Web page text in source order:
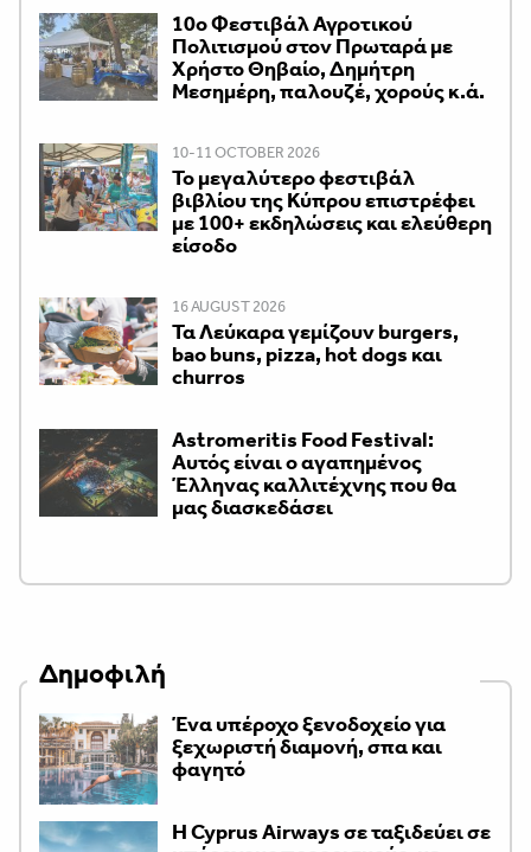
10ο Φεστιβάλ Αγροτικού
Πολιτισμού στον Πρωταρά με
Χρήστο Θηβαίο, Δημήτρη
Μεσημέρη, παλουζέ, χορούς κ.ά.
10-11 OCTOBER 2026
Το μεγαλύτερο φεστιβάλ
βιβλίου της Κύπρου επιστρέφει
με 100+ εκδηλώσεις και ελεύθερη
είσοδο
16 AUGUST 2026
Τα Λεύκαρα γεμίζουν burgers,
bao buns, pizza, hot dogs και
churros
Astromeritis Food Festival:
Αυτός είναι ο αγαπημένος
Έλληνας καλλιτέχνης που θα
μας διασκεδάσει
Δημοφιλή
Ένα υπέροχο ξενοδοχείο για
ξεχωριστή διαμονή, σπα και
φαγητό
H Cyprus Airways σε ταξιδεύει σε